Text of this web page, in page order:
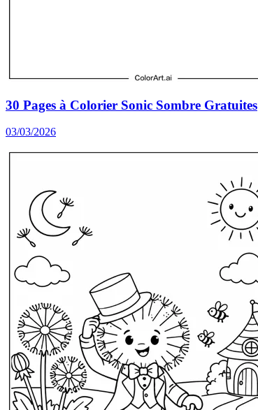
30 Pages à Colorier Sonic Sombre Gratuites
03/03/2026